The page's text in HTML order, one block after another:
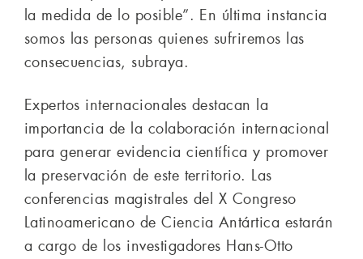
la medida de lo posible”. En última instancia
somos las personas quienes sufriremos las
consecuencias, subraya.
Expertos internacionales destacan la
importancia de la colaboración internacional
para generar evidencia científica y promover
la preservación de este territorio. Las
conferencias magistrales del X Congreso
Latinoamericano de Ciencia Antártica estarán
a cargo de los investigadores Hans-Otto